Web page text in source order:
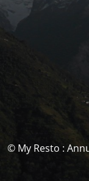
© My Resto :